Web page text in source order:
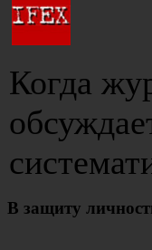
Когда
В защиту